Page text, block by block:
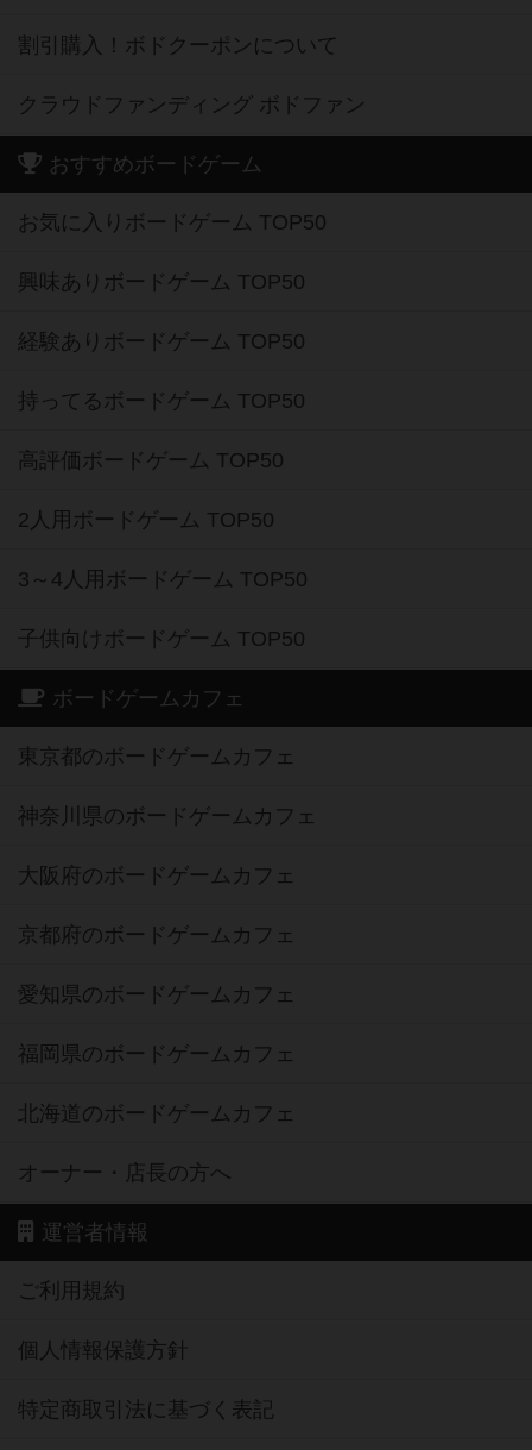
割引購入！ボドクーポンについて
クラウドファンディング ボドファン
おすすめボードゲーム
お気に入りボードゲーム TOP50
興味ありボードゲーム TOP50
経験ありボードゲーム TOP50
持ってるボードゲーム TOP50
高評価ボードゲーム TOP50
2人用ボードゲーム TOP50
3～4人用ボードゲーム TOP50
子供向けボードゲーム TOP50
ボードゲームカフェ
東京都のボードゲームカフェ
神奈川県のボードゲームカフェ
大阪府のボードゲームカフェ
京都府のボードゲームカフェ
愛知県のボードゲームカフェ
福岡県のボードゲームカフェ
北海道のボードゲームカフェ
オーナー・店長の方へ
運営者情報
ご利用規約
個人情報保護方針
特定商取引法に基づく表記